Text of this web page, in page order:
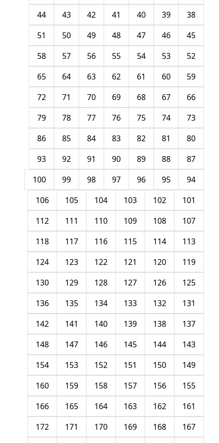
38
39
40
41
42
43
44
45
46
47
48
49
50
51
52
53
54
55
56
57
58
59
60
61
62
63
64
65
66
67
68
69
70
71
72
73
74
75
76
77
78
79
80
81
82
83
84
85
86
87
88
89
90
91
92
93
94
95
96
97
98
99
100
101
102
103
104
105
106
107
108
109
110
111
112
113
114
115
116
117
118
119
120
121
122
123
124
125
126
127
128
129
130
131
132
133
134
135
136
137
138
139
140
141
142
143
144
145
146
147
148
149
150
151
152
153
154
155
156
157
158
159
160
161
162
163
164
165
166
167
168
169
170
171
172